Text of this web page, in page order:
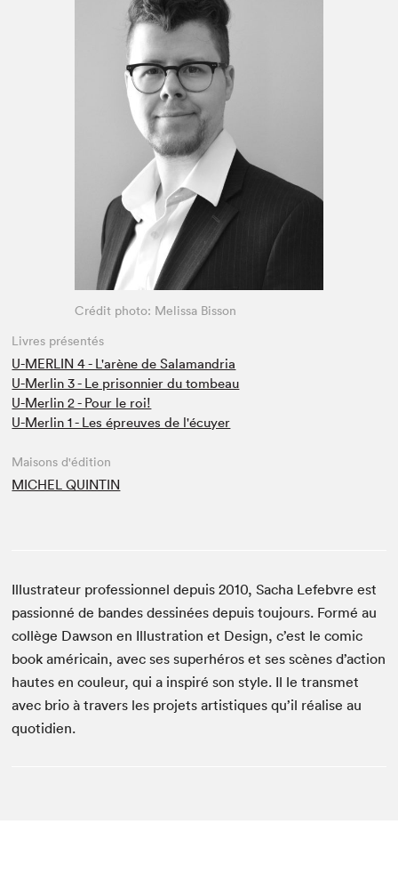
Espace enseignant·e·s
Crédit photo: Melissa Bisson
Livres présentés
U-MERLIN 4 - L'arène de Salamandria
U-Merlin 3 - Le prisonnier du tombeau
U-Merlin 2 - Pour le roi!
U-Merlin 1 - Les épreuves de l'écuyer
Maisons d'édition
MICHEL QUINTIN
Illustrateur professionnel depuis 2010, Sacha Lefebvre est
passionné de bandes dessinées depuis toujours. Formé au
collège Dawson en Illustration et Design, c’est le comic
book américain, avec ses superhéros et ses scènes d’action
hautes en couleur, qui a inspiré son style. Il le transmet
avec brio à travers les projets artistiques qu’il réalise au
quotidien.